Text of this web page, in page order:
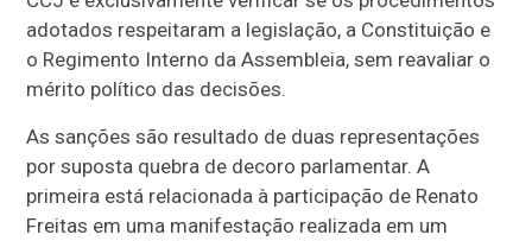
adotados respeitaram a legislação, a Constituição e
o Regimento Interno da Assembleia, sem reavaliar o
mérito político das decisões.
As sanções são resultado de duas representações
por suposta quebra de decoro parlamentar. A
primeira está relacionada à participação de Renato
Freitas em uma manifestação realizada em um